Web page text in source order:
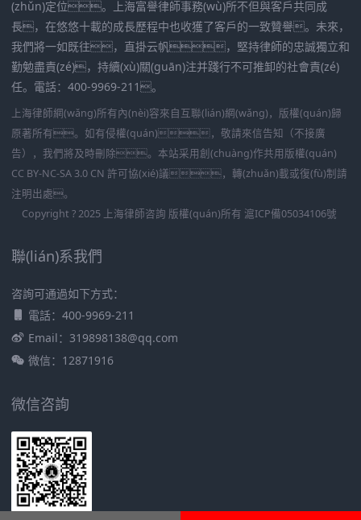
(zhǔn)定位。上海富譽律師事務(wù)所不但與客戶共同成
長，在悠悠十載的成長歷程中也收獲了客戶的一致贊譽。未來，
我們將一如既往，直掛云帆，堅持律師的忠誠獨立和
勤勉盡責(zé)，持續(xù)關(guān)注并踐行不可推卸的社會責(zé)
任。電話：400-9969-211。
上海律師網(wǎng)所有內(nèi)容來自互聯(lián)網(wǎng)，版權(quán)歸
原著所有。如有侵權(quán)，敬請來信告知（不接廣
告），我們將及時刪除。本站采用創(chuàng)作共用版權(quán)
CC BY-NC-SA 3.0 CN 許可協(xié)議，轉(zhuǎn)載或復(fù)制請
注明出處。
Copyright ? 2025 上海律師咨詢 版權(quán)所有 滬ICP備05034106號
聯(lián)系我們
咨詢可通過如下方式：
電話：400-9969-211
Email：319898138@qq.com
微信：12871916
微信咨詢